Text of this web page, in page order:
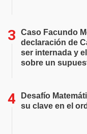
Caso Facundo
declaración de
ser internada y
sobre un
Desafío
su clave en el